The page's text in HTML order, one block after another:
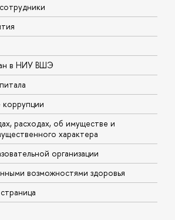
в НИУ ВШЭ
расходах, об имуществе и
характера
организации
возможностями здоровья